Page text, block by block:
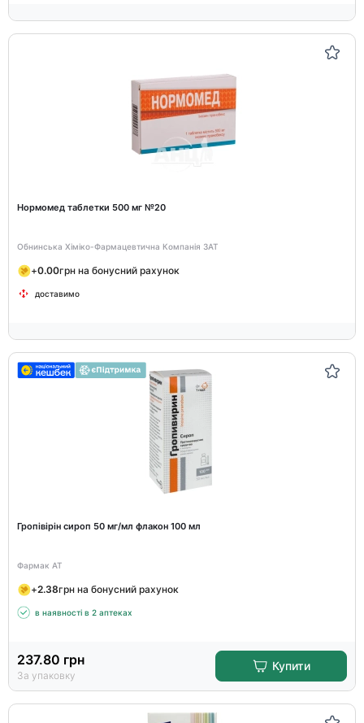
Нормомед таблетки 500 мг №20
Обнинська Хіміко-Фармацевтична Компанія ЗАТ
+0.00грн на бонусний рахунок
доставимо
Гропівірін сироп 50 мг/мл флакон 100 мл
Фармак АТ
+2.38грн на бонусний рахунок
в наявності в 2 аптеках
237.80 грн
За упаковку
Купити